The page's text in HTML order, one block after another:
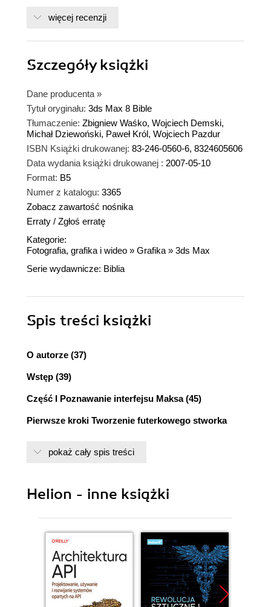
więcej recenzji
Szczegółyksiążki
Dane producenta »
Tytuł oryginału: 3ds Max 8 Bible
Tłumaczenie: Zbigniew Waśko, Wojciech Demski,
Michał Dziewoński, Paweł Król, Wojciech Pazdur
ISBN Książki drukowanej: 83-246-0560-6, 8324605606
Data wydania książki drukowanej : 2007-05-10
Format: B5
Numer z katalogu: 3365
Zobacz zawartość nośnika
Erraty / Zgłoś erratę
Kategorie:
Fotografia, grafika i wideo » Grafika » 3ds Max
Serie wydawnicze: Biblia
Spis treści książki
O autorze (37)
Wstęp (39)
Część I Poznawanie interfejsu Maksa (45)
Pierwsze kroki Tworzenie futerkowego stworka
Wycieczka do lasu - planowanie produkcji (48)
Ćwiczenie: Tworzenie tułowia i kończyn
Ćwiczenie: Tworzenie głowy Rascoona (49)
Ćwiczenie: Edycja tułowia (51)
Ćwiczenie: Dodawanie materiałów (52)
Ćwiczenie: Dodawanie futerka (54)
Ćwiczenie: Tworzenie leśnego tła (55)
Podsumowanie (56)
pokaż cały spis treści
Helion - inne książki